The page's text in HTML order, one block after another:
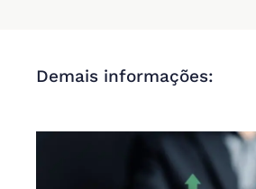
Demais informações: